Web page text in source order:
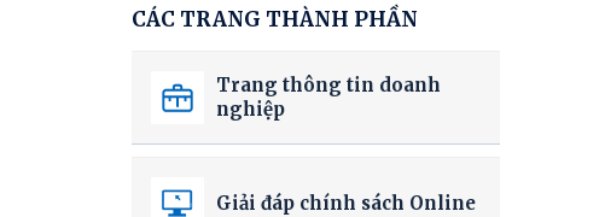
CÁC TRANG THÀNH PHẦN
Trang thông tin doanh
nghiệp
Giải đáp chính sách Online